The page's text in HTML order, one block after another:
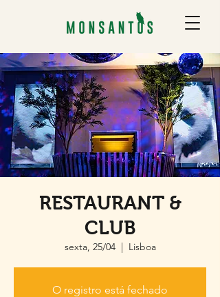
RESTAURANT &
CLUB
sexta, 25/04
  |
Lisboa
O registro está fechado